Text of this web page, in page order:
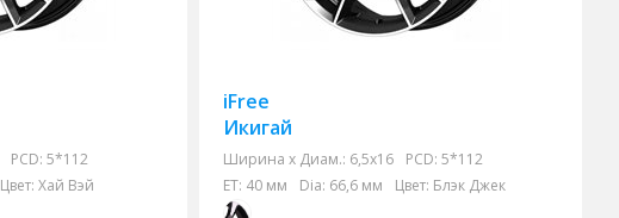
PCD: 5*112
Цвет: Хай Вэй
iFree
Икигай
Ширина х Диам.: 6,5x16 PCD: 5*112
ET: 40 мм Dia: 66,6 мм Цвет: Блэк Джек